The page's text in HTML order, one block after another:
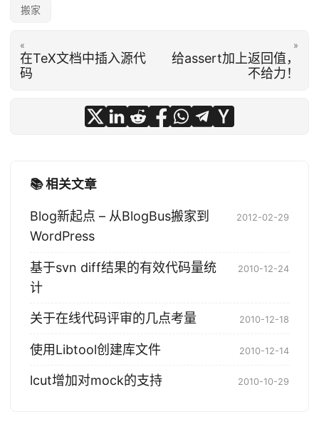
搬家
«
在TeX文档中插入源代
码
»
给assert加上返回值，
不给力！
📚 相关文章
Blog新起点 – 从BlogBus搬家到
WordPress
2012-02-29
基于svn diff结果的有效代码量统
计
2010-12-24
关于在线代码评审的几点考量 2010-12-18
使用Libtool创建库文件 2010-12-14
lcut增加对mock的支持 2010-10-29